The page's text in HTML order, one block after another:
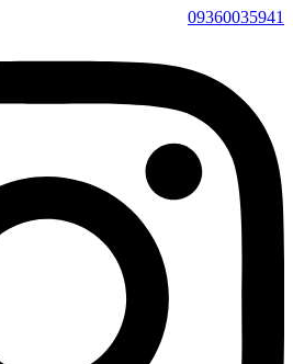
09360035941